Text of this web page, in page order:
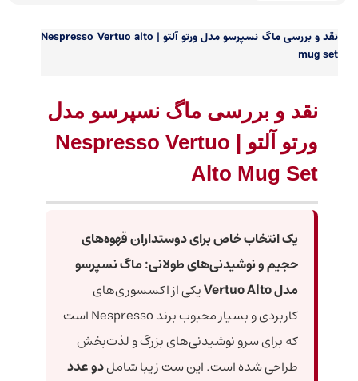
نقد و بررسی
ماگ نسپرسو مدل ورتو آلتو | Nespresso Vertuo alto
mug set
نقد و بررسی ماگ نسپرسو مدل
ورتو آلتو | Nespresso Vertuo
Alto Mug Set
یک انتخاب خاص برای دوستداران قهوه‌های
حجیم و نوشیدنی‌های طولانی:ماگ نسپرسو
مدل Vertuo Alto
یکی از اکسسوری‌های
کاربردی و بسیار محبوب برند Nespresso است
که برای سرو نوشیدنی‌های بزرگ و لذت‌بخش
طراحی شده است. این ست زیبا شاملدو عدد